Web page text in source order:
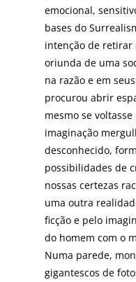
emocional,
bases do
intenção de retirar
oriunda de uma
na razão e em
procurou abrir
mesmo se
imaginação
desconhecido,
possibilidades de
nossas certezas
uma outra
ficção e pelo
do homem com o
Numa parede,
gigantescos de